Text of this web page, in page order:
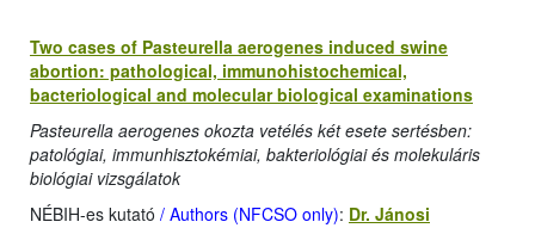
Two cases of Pasteurella aerogenes induced swine
abortion: pathological, immunohistochemical,
bacteriological and molecular biological examinations
Pasteurella aerogenes okozta vetélés két esete sertésben:
patológiai, immunhisztokémiai, bakteriológiai és molekuláris
biológiai vizsgálatok
NÉBIH-es kutató / Authors (NFCSO only): Dr. Jánosi